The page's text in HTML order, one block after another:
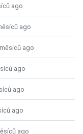
ago
ago
ago
ago
ago
ago
ago